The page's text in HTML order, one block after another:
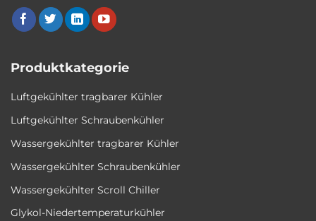
Produktkategorie
Luftgekühlter tragbarer Kühler
Luftgekühlter Schraubenkühler
Wassergekühlter tragbarer Kühler
Wassergekühlter Schraubenkühler
Wassergekühlter Scroll Chiller
Glykol-Niedertemperaturkühler